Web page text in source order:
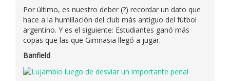
Por último, es nuestro deber (?) recordar un dato que
hace a la humillación del club más antiguo del fútbol
argentino. Y es el siguiente: Estudiantes ganó más
copas que las que Gimnasia llegó a jugar.
Banfield